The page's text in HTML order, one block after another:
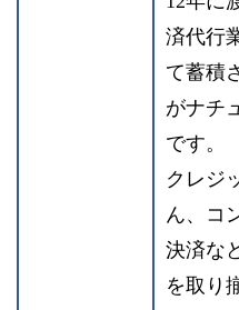
済代行
て蓄積
がナチ
です。
クレジ
ん、コ
決済な
を取り